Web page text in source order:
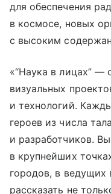
для обеспечения
в космосе, новых
с высоким
«“Наука в лицах” ―
визуальных
и технологий.
героев из числа
и разработчиков.
в крупнейших
городов, в ведущих
рассказать не